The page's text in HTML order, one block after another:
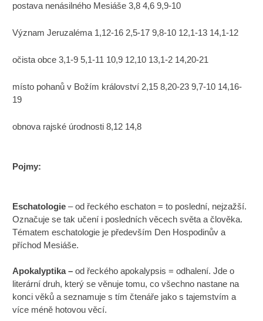
postava nenásilného Mesiáše 3,8 4,6 9,9-10
Význam Jeruzaléma 1,12-16 2,5-17 9,8-10 12,1-13 14,1-12
očista obce 3,1-9 5,1-11 10,9 12,10 13,1-2 14,20-21
místo pohanů v Božím království 2,15 8,20-23 9,7-10 14,16-
19
obnova rajské úrodnosti 8,12 14,8
Pojmy:
Eschatologie – od řeckého eschaton = to poslední, nejzažší.
Označuje se tak učení i posledních věcech světa a člověka.
Tématem eschatologie je především Den Hospodinův a
příchod Mesiáše.
Apokalyptika – od řeckého apokalypsis = odhalení. Jde o
literární druh, který se věnuje tomu, co všechno nastane na
konci věků a seznamuje s tím čtenáře jako s tajemstvím a
více méně hotovou věcí.